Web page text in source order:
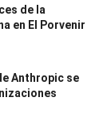
de la
en El Porvenir
Anthropic se